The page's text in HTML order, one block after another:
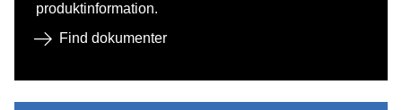
produktinformation.
Find dokumenter